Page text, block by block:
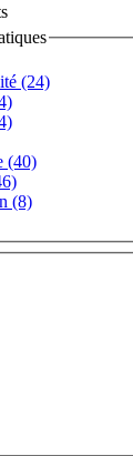
(24)
(40)
(8)